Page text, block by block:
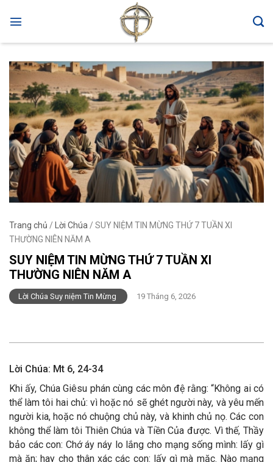
Trang chủ / Lời Chúa / SUY NIỆM TIN MỪNG THỨ 7 TUẦN XI
THƯỜNG NIÊN NĂM A
SUY NIỆM TIN MỪNG THỨ 7 TUẦN XI
THƯỜNG NIÊN NĂM A
Lời Chúa Suy niệm Tin Mừng 19 Tháng 6, 2026
Lời Chúa: Mt 6, 24-34
Khi ấy, Chúa Giêsu phán cùng các môn đệ rằng: “Không ai có
thể làm tôi hai chủ: vì hoặc nó sẽ ghét người này, và yêu mến
người kia, hoặc nó chuộng chủ này, và khinh chủ nọ. Các con
không thể làm tôi Thiên Chúa và Tiền Của được. Vì thế, Thầy
bảo các con: Chớ áy náy lo lắng cho mạng sống mình: lấy gì
mà ăn; hay cho thân xác các con: lấy gì mà mặc. Nào mạng